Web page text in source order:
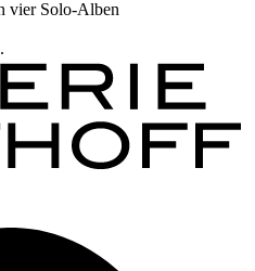
vier Solo-Alben